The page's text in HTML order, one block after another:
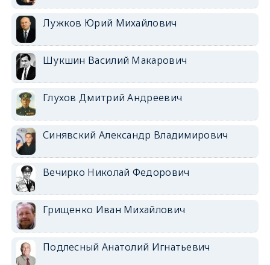
Лужков Юрий Михайлович
Шукшин Василий Макарович
Глухов Дмитрий Андреевич
Синявский Александр Владимирович
Вечирко Николай Федорович
Грищенко Иван Михайлович
Подлесный Анатолий Игнатьевич